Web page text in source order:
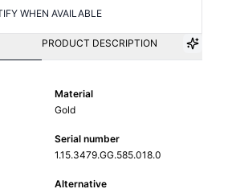
WHEN AVAILABLE
PRODUCT DESCRIPTION
Material
Gold
Serial number
1.15.3479.GG.585.018.0
Alternative